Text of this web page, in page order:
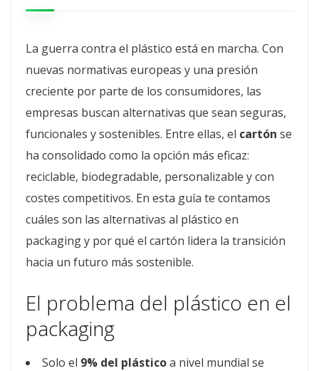
La guerra contra el plástico está en marcha. Con
nuevas normativas europeas y una presión
creciente por parte de los consumidores, las
empresas buscan alternativas que sean seguras,
funcionales y sostenibles. Entre ellas, el cartón se
ha consolidado como la opción más eficaz:
reciclable, biodegradable, personalizable y con
costes competitivos. En esta guía te contamos
cuáles son las alternativas al plástico en
packaging y por qué el cartón lidera la transición
hacia un futuro más sostenible.
El problema del plástico en el
packaging
Solo el 9% del plásticoa nivel mundial se